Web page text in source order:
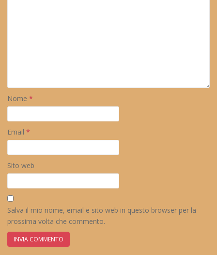
Nome *
Email *
Sito web
Salva il mio nome, email e sito web in questo browser per la
prossima volta che commento.